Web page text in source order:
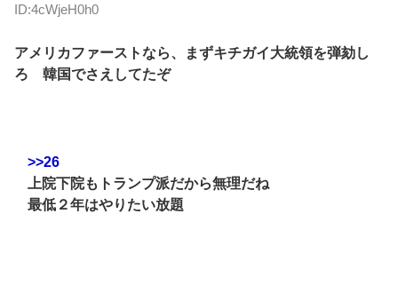
ID:4cWjeH0h0
アメリカファーストなら、まずキチガイ大統領を弾劾し
ろ 韓国でさえしてたぞ
>>26
上院下院もトランプ派だから無理だね
最低２年はやりたい放題